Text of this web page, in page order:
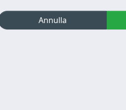
Annulla